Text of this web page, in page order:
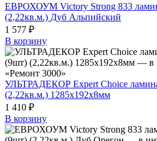
ЕВРОХОУМ Victory Strong 833
(2,22кв.м.) Дуб Альпийский
1 577 ₽
В корзину
УЛЬТРАДЕКОР Expert Choice
(2,22кв.м.) 1285х192х8мм
1 410 ₽
В корзину